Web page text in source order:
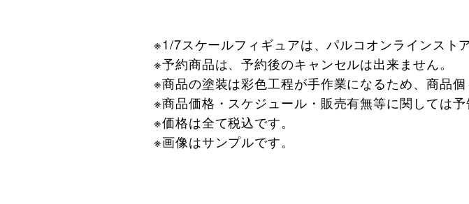
※1/7スケールフィギュアは、パルコオンラインスト
※予約商品は、予約後のキャンセルは出来ません。
※商品の塗装は彩色工程が手作業になるため、商品
※商品価格・スケジュール・販売有無等に関しては
※価格は全て税込です。
※画像はサンプルです。